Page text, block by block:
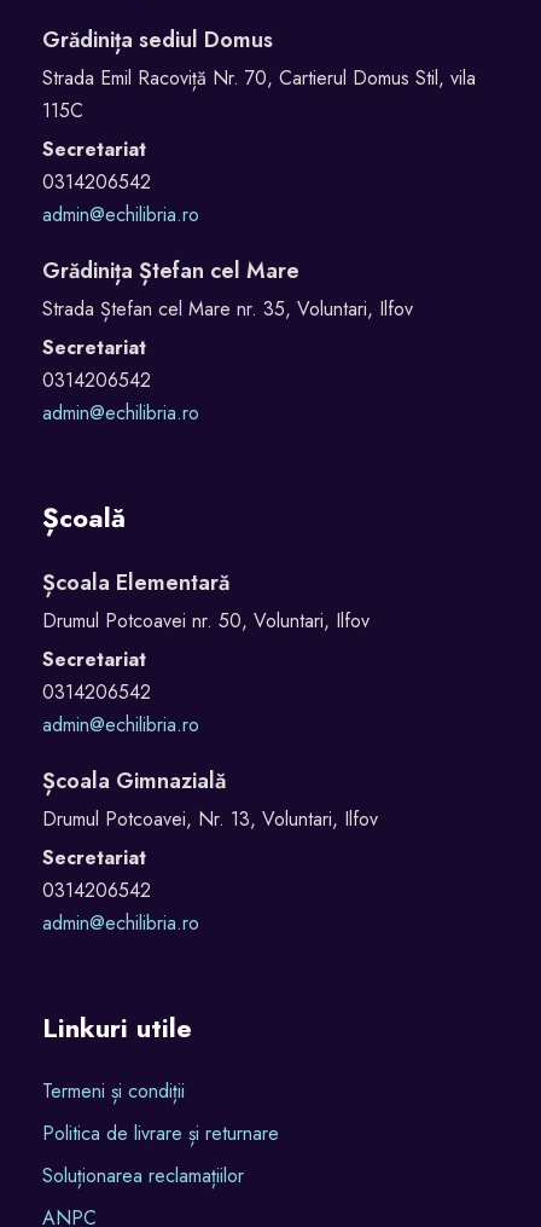
Grădinița sediul Domus
Strada Emil Racoviță Nr. 70, Cartierul Domus Stil, vila
115C
Secretariat
0314206542
admin@echilibria.ro
Grădinița Ștefan cel Mare
Strada Ștefan cel Mare nr. 35, Voluntari, Ilfov
Secretariat
0314206542
admin@echilibria.ro
Școală
Școala Elementară
Drumul Potcoavei nr. 50, Voluntari, Ilfov
Secretariat
0314206542
admin@echilibria.ro
Școala Gimnazială
Drumul Potcoavei, Nr. 13, Voluntari, Ilfov
Secretariat
0314206542
admin@echilibria.ro
Linkuri utile
Termeni și condiții
Politica de livrare și returnare
Soluționarea reclamațiilor
ANPC